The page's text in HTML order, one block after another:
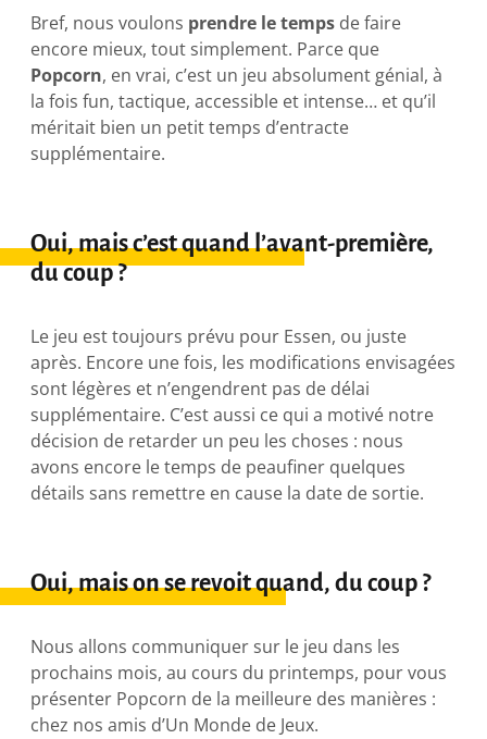
Bref, nous voulons prendre le temps de faire
encore mieux, tout simplement. Parce que
Popcorn, en vrai, c’est un jeu absolument génial, à
la fois fun, tactique, accessible et intense… et qu’il
méritait bien un petit temps d’entracte
supplémentaire.
Oui, mais c’est quand l’avant-première,
du coup ?
Le jeu est toujours prévu pour Essen, ou juste
après. Encore une fois, les modifications envisagées
sont légères et n’engendrent pas de délai
supplémentaire. C’est aussi ce qui a motivé notre
décision de retarder un peu les choses : nous
avons encore le temps de peaufiner quelques
détails sans remettre en cause la date de sortie.
Oui, mais on se revoit quand, du coup ?
Nous allons communiquer sur le jeu dans les
prochains mois, au cours du printemps, pour vous
présenter Popcorn de la meilleure des manières :
chez nos amis d’Un Monde de Jeux.